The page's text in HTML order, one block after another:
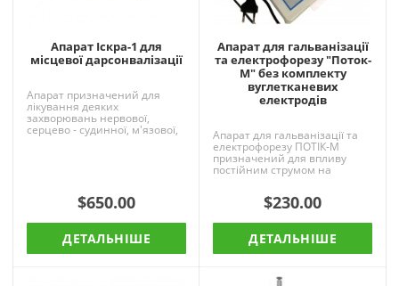
Апарат Іскра-1 для
місцевої дарсонвалізації
Апарат призначений для
лікування деяких
захворювань нервової,
серцево - судинної, м'язової,
зубощелепної системи і
$650.00
ДЕТАЛЬНІШЕ
Апарат для гальванізації
та електрофорезу "Поток-
М" без комплекту
вуглетканевих
електродів
Апарат для гальванізації та
електрофорезу ПОТІК-М
призначений для впливу
постійним струмом на
організм людини з
лікувальною і
профілактичною метою, а ..
$230.00
ДЕТАЛЬНІШЕ